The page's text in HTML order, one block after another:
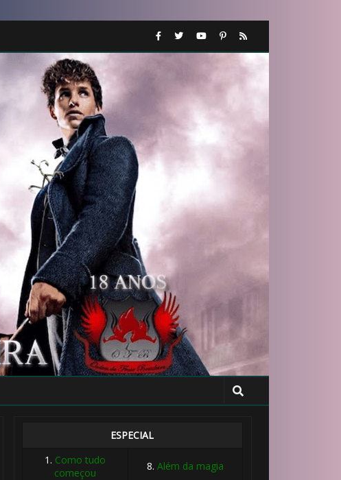
ESPECIAL
1. Como tudo
começou
8. Além da magia